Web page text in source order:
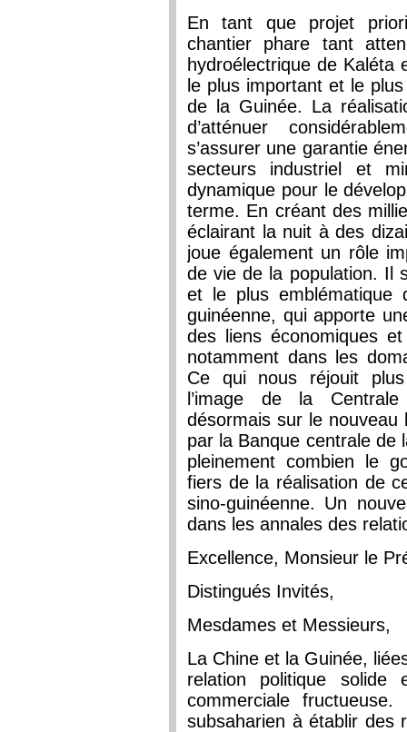
En tant que projet
chantier phare tant
hydroélectrique de Kaléta
le plus important et le
de la Guinée. La
d’atténuer
s’assurer une garantie
secteurs industriel et
dynamique pour le
terme. En créant des
éclairant la nuit à des
joue également un rôle
de vie de la population. Il
et le plus emblématique
guinéenne, qui apporte
des liens économiques
notamment dans les
Ce qui nous réjouit plus
l’image de la
désormais sur le
par la Banque centrale de
pleinement combien le
fiers de la réalisation de
sino-guinéenne. Un
dans les annales des
Excellence, Monsieur le
Distingués Invités,
Mesdames et Messieurs,
La Chine et la Guinée,
relation politique solide
commerciale
subsaharien à établir des